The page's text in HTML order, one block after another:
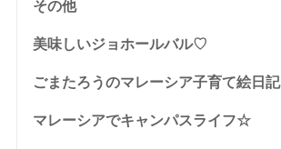
その他
美味しいジョホールバル♡
ごまたろうのマレーシア子育て絵日記
マレーシアでキャンパスライフ☆